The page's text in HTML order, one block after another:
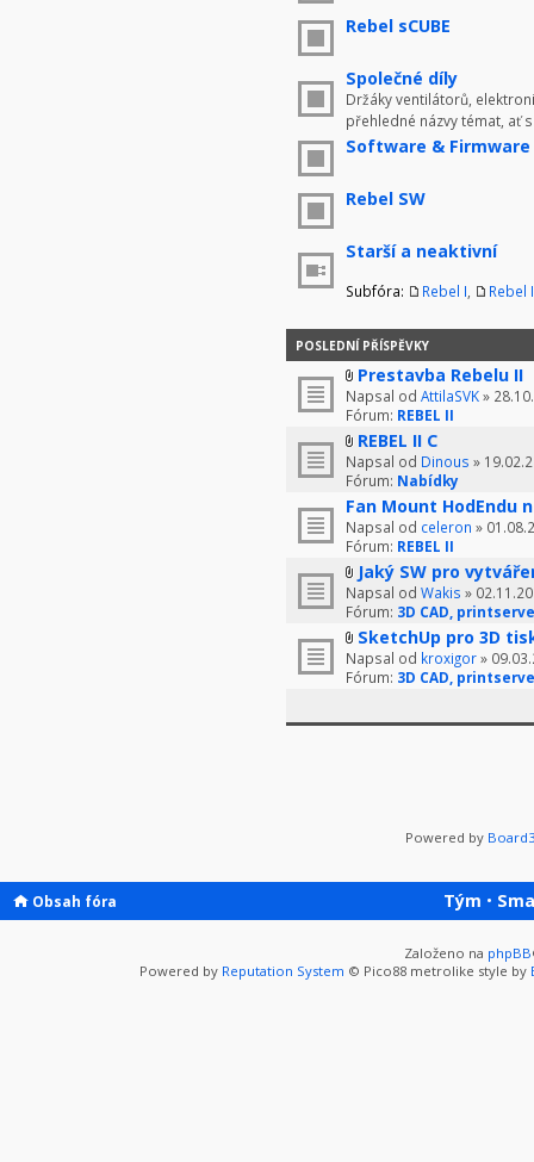
Rebel sCUBE
Společné díly
Držáky ventilátorů,
přehledné názvy témat, ať
Software & Firmware
Rebel SW
Starší a neaktivní
Subfóra: Rebel I Rebel
POSLEDNÍ PŘÍSPĚVKY
Prestavba Rebelu II
Napsal od AttilaSVK»
Fórum: REBEL II
REBEL II C
Napsal od Dinous »
Fórum: Nabídky
Fan Mount HodEndu
Napsal od celeron »
Fórum: REBEL II
Jaký SW pro
Napsal od Wakis »
Fórum: 3D CAD,
SketchUp pro 3D
Napsal od kroxigor»
Fórum: 3D CAD,
Powered by
Obsah fóra Tým •
Založeno na phpBB
Powered by Reputation System © Pico88 metrolike style by